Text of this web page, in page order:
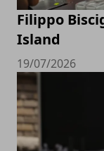
Filippo
Island
19/07/2026